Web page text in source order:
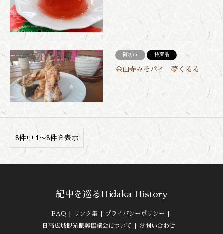
御坊市 特産品
金山寺みそパイ 夢くるる
8件中 1〜8件を表示
紀中を巡るHidaka History
FAQ リンク集
プライバシーポリシー
日高広域観光振興協議会について
お問い合わせ